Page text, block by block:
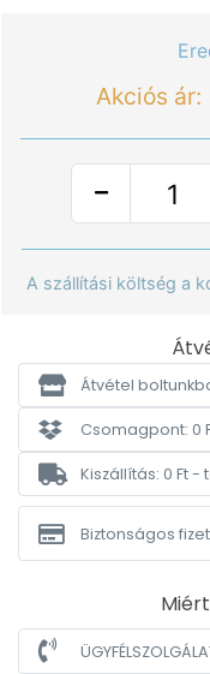
Akciós ár:
A szállítási költség a
Átvétel
Csomagpont: 0
Kiszállítás: 0 Ft -
Biztonságos